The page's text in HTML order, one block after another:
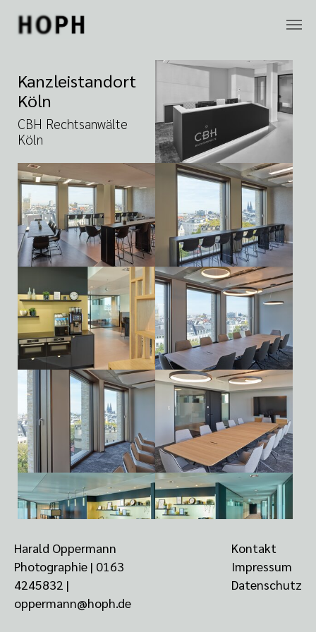
Kanzleistandort
Köln
CBH Rechtsanwälte
Köln
Harald Oppermann
Photographie | 0163
4245832 ‬ |
oppermann@hoph.de
Kontakt
Impressum
Datenschutz